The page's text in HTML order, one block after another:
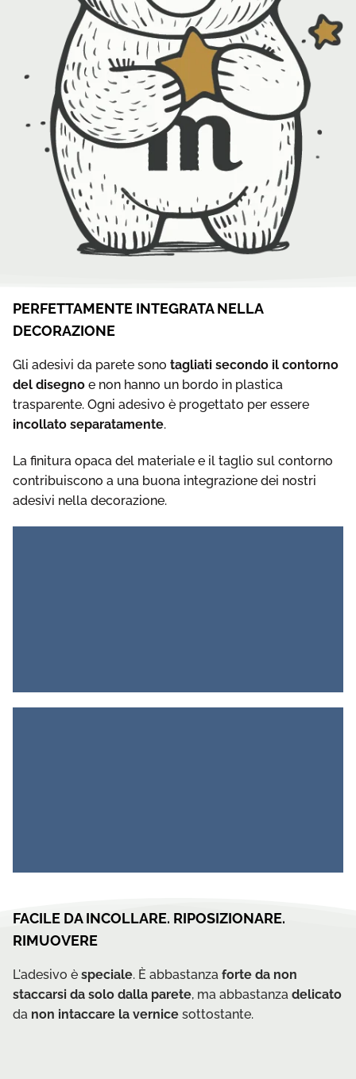
PERFETTAMENTE INTEGRATA NELLA
DECORAZIONE
Gli adesivi da parete sono tagliati secondo il contorno
del disegno e non hanno un bordo in plastica
trasparente. Ogni adesivo è progettato per essere
incollato separatamente.
La finitura opaca del materiale e il taglio sul contorno
contribuiscono a una buona integrazione dei nostri
adesivi nella decorazione.
FACILE DA INCOLLARE. RIPOSIZIONARE.
RIMUOVERE
L'adesivo è speciale. È abbastanza forte da non
staccarsi da solo dalla parete, ma abbastanza delicato
da non intaccare la vernice sottostante.